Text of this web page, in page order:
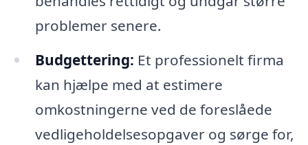
problemer senere.
Budgettering: Et professionelt firma
kan hjælpe med at estimere
omkostningerne ved de foreslåede
vedligeholdelsesopgaver og sørge for,